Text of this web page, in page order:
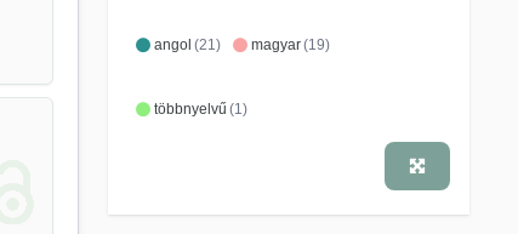
angol (21) magyar(19)
többnyelvű (1)